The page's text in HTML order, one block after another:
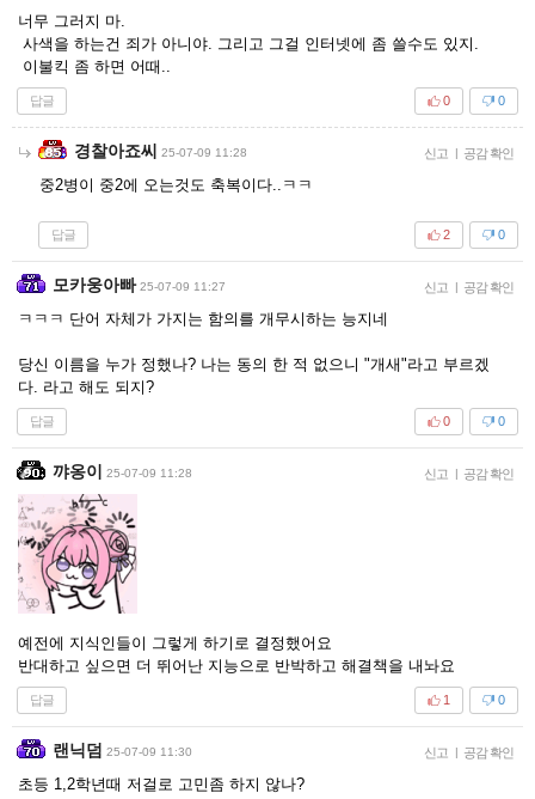
너무 그러지 마.
사색을 하는건 죄가 아니야. 그리고 그걸 인터넷에 좀 쓸수도 있지.
이불킥 좀 하면 어때..
답글 0
0
경찰아죠씨 25-07-09 11:28 신고 | 공감 확인
중2병이 중2에 오는것도 축복이다..ㅋㅋ
답글 0
2
모카웅아빠 25-07-09 11:27 신고 | 공감 확인
ㅋㅋㅋ 단어 자체가 가지는 함의를 개무시하는 능지네
당신 이름을 누가 정했나? 나는 동의 한 적 없으니 "개새"라고 부르겠
다. 라고 해도 되지?
답글 0
0
꺄옹이 25-07-09 11:28 신고 | 공감 확인
예전에 지식인들이 그렇게 하기로 결정했어요
반대하고 싶으면 더 뛰어난 지능으로 반박하고 해결책을 내놔요
답글 0
1
랜닉덤 25-07-09 11:30 신고 | 공감 확인
초등 1,2학년때 저걸로 고민좀 하지 않나?